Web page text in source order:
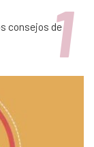
consejos de